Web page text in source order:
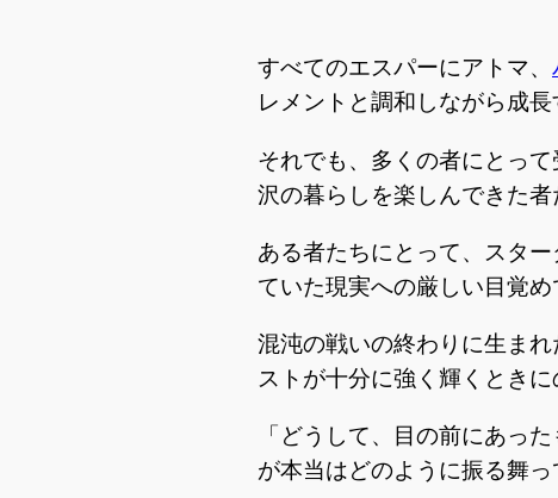
すべてのエスパーにアトマ、
レメントと調和しながら成
それでも、多くの者にとっ
沢の暮らしを楽しんできた者
ある者たちにとって、スタ
ていた現実への厳しい目覚め
混沌の戦いの終わりに生ま
ストが十分に強く輝くとき
「どうして、目の前にあっ
が本当はどのように振る舞